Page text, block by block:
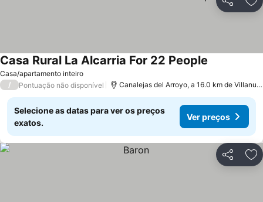
Partilhar
Casa/apartamento inteiro
Casa Rural La Alcarria For 22 People
/ Pontuação não disponível Canalejas del Arroyo, a 16.0 km de
Selecione as datas para ver os preços
exatos.
Ver preços
Partilhar